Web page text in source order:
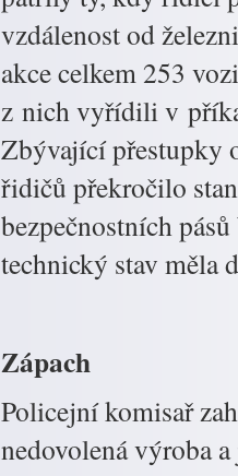
vzdálenost od
akce celkem 253
z nich vyřídili v
Zbývající přestupky
řidičů překročilo
bezpečnostních
technický stav měla
Zápach
Policejní komisař
nedovolená výroba